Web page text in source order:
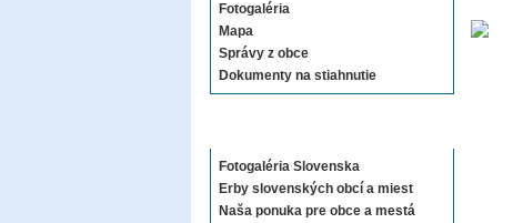
Fotogaléria
Mapa
Správy z obce
Dokumenty na stiahnutie
Fotogaléria Slovenska
Erby slovenských obcí a miest
Naša ponuka pre obce a mestá